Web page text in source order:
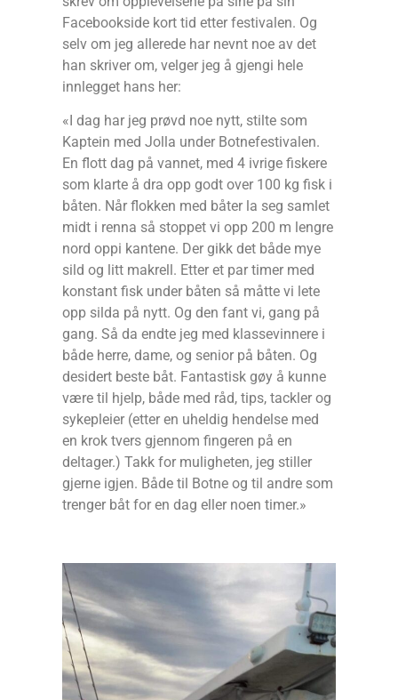
Facebookside kort tid etter festivalen. Og
selv om jeg allerede har nevnt noe av det
han skriver om, velger jeg å gjengi hele
innlegget hans her:
«I dag har jeg prøvd noe nytt, stilte som
Kaptein med Jolla under Botnefestivalen.
En flott dag på vannet, med 4 ivrige fiskere
som klarte å dra opp godt over 100 kg fisk i
båten. Når flokken med båter la seg samlet
midt i renna så stoppet vi opp 200 m lengre
nord oppi kantene. Der gikk det både mye
sild og litt makrell. Etter et par timer med
konstant fisk under båten så måtte vi lete
opp silda på nytt. Og den fant vi, gang på
gang. Så da endte jeg med klassevinnere i
både herre, dame, og senior på båten. Og
desidert beste båt. Fantastisk gøy å kunne
være til hjelp, både med råd, tips, tackler og
sykepleier (etter en uheldig hendelse med
en krok tvers gjennom fingeren på en
deltager.) Takk for muligheten, jeg stiller
gjerne igjen. Både til Botne og til andre som
trenger båt for en dag eller noen timer.»